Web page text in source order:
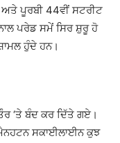
ਪੂਰਬੀ 44ਵੀਂ ਸਟਰੀਟ
ਪਰੇਡ ਸਮੇਂ ਸਿਰ ਸ਼ੁਰੂ ਹੋ
ਹੁੰਦੇ ਹਨ।
‘ਤੇ ਬੰਦ ਕਰ ਦਿੱਤੇ ਗਏ।
ਸਕਾਈਲਾਈਨ ਕੁਝ